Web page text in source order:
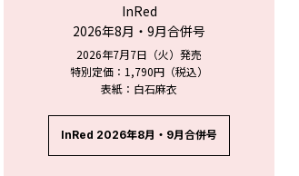
InRed
2026年8月・9月合併号
2026年7月7日（火）発売
特別定価：1,790円（税込）
表紙：白石麻衣
InRed 2026年8月・9月合併号